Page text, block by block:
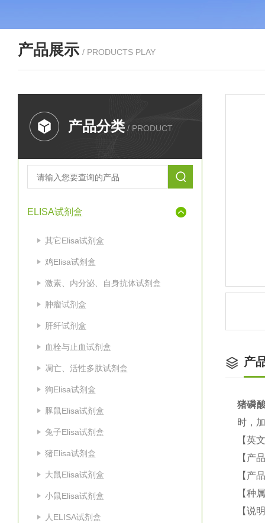
产品展示 / PRODUCTS PLAY
产品分类 / PRODUCT
ELISA试剂盒
其它Elisa试剂盒
鸡Elisa试剂盒
激素、内分泌、自身抗体试剂盒
肿瘤试剂盒
肝纤试剂盒
血栓与止血试剂盒
凋亡、活性多肽试剂盒
狗Elisa试剂盒
豚鼠Elisa试剂盒
兔子Elisa试剂盒
猪Elisa试剂盒
大鼠Elisa试剂盒
小鼠Elisa试剂盒
人ELISA试剂盒
产
猪磷
时，
【英
【产
【产
【种
【说